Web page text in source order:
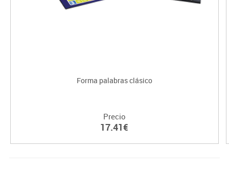
Forma palabras clásico
Precio
17.41€